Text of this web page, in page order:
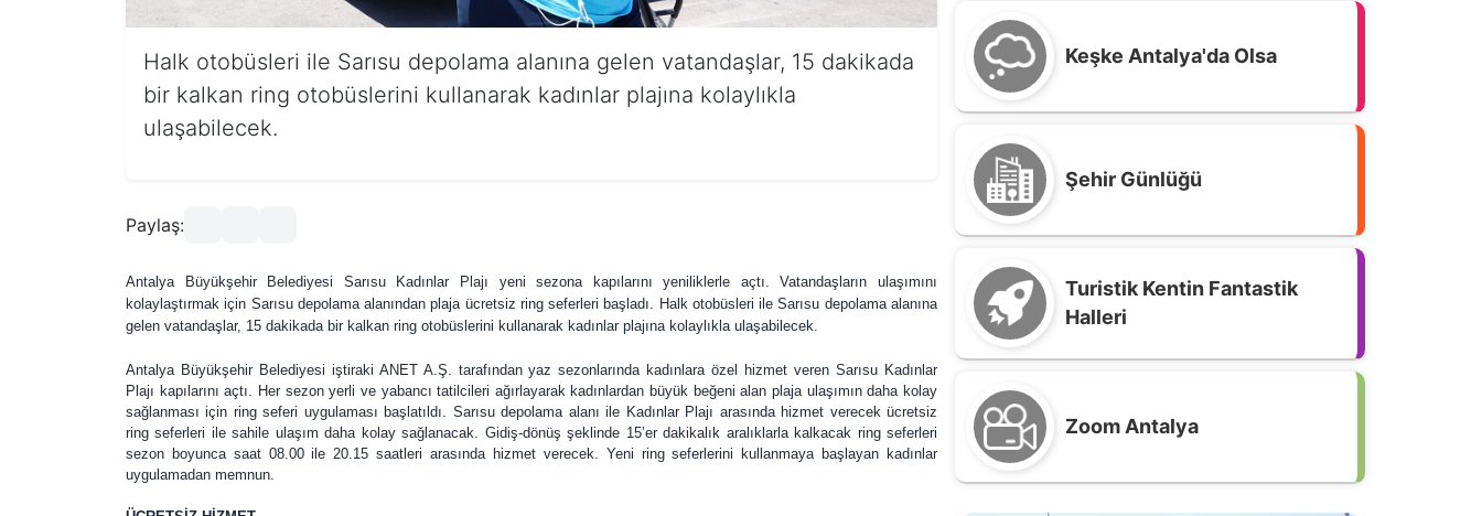
Halk otobüsleri ile Sarısu depolama alanına gelen vatandaşlar, 15 dakikada
bir kalkan ring otobüslerini kullanarak kadınlar plajına kolaylıkla
ulaşabilecek.
Paylaş:
Antalya Büyükşehir Belediyesi Sarısu Kadınlar Plajı yeni sezona kapılarını yeniliklerle açtı. Vatandaşların ulaşımını
kolaylaştırmak için Sarısu depolama alanından plaja ücretsiz ring seferleri başladı. Halk otobüsleri ile Sarısu depolama alanına
gelen vatandaşlar, 15 dakikada bir kalkan ring otobüslerini kullanarak kadınlar plajına kolaylıkla ulaşabilecek.
Antalya Büyükşehir Belediyesi iştiraki ANET A.Ş. tarafından yaz sezonlarında kadınlara özel hizmet veren Sarısu Kadınlar
Plajı kapılarını açtı. Her sezon yerli ve yabancı tatilcileri ağırlayarak kadınlardan büyük beğeni alan plaja ulaşımın daha kolay
sağlanması için ring seferi uygulaması başlatıldı. Sarısu depolama alanı ile Kadınlar Plajı arasında hizmet verecek ücretsiz
ring seferleri ile sahile ulaşım daha kolay sağlanacak. Gidiş-dönüş şeklinde 15’er dakikalık aralıklarla kalkacak ring seferleri
sezon boyunca saat 08.00 ile 20.15 saatleri arasında hizmet verecek. Yeni ring seferlerini kullanmaya başlayan kadınlar
uygulamadan memnun.
Keşke Antalya'da Olsa
Şehir Günlüğü
Turistik Kentin Fantastik
Halleri
Zoom Antalya
Toplu taşıma araçlarının durakta
bekleyen yolcuyu almadan geçme
hakkı yok